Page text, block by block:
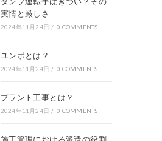
実情と厳しさ
2024年11月24日 / 0 COMMENTS
ユンボとは？
2024年11月24日 / 0 COMMENTS
プラント工事とは？
2024年11月24日 / 0 COMMENTS